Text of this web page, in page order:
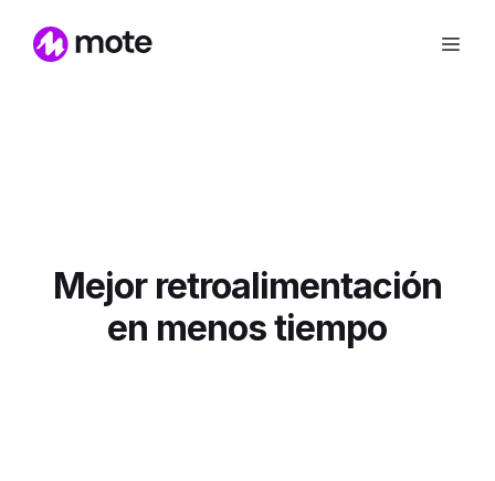
Mejor retroalimentación
en menos tiempo